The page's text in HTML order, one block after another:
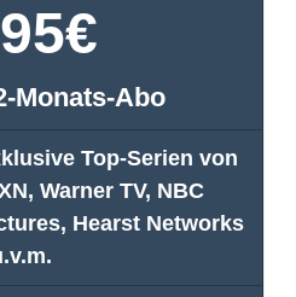
€
Monats-Abo
Top-Serien von
Warner TV, NBC
Hearst Networks